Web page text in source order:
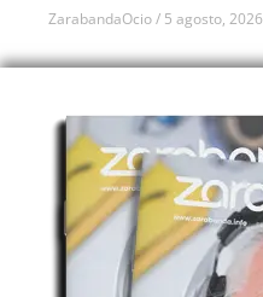
ZarabandaOcio 5 agosto, 2026